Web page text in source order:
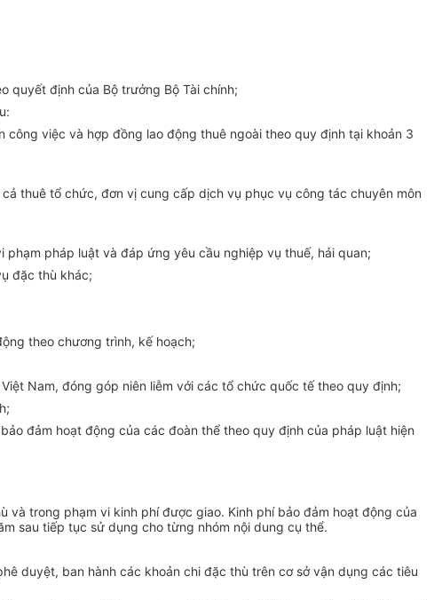
quyết định của Bộ trưởng Bộ Tài chính;
công việc và hợp đồng lao động thuê ngoài theo quy định tại khoản 3
thuê tổ chức, đơn vị cung cấp dịch vụ phục vụ công tác chuyên môn
pháp luật và đáp ứng yêu cầu nghiệp vụ thuế, hải quan;
đặc thù khác;
theo chương trình, kế hoạch;
Nam, đóng góp niên liễm với các tổ chức quốc tế theo quy định;
đảm hoạt động của các đoàn thể theo quy định của pháp luật hiện
và trong phạm vi kinh phí được giao. Kinh phí bảo đảm hoạt động của
sau tiếp tục sử dụng cho từng nhóm nội dung cụ thể.
duyệt, ban hành các khoản chi đặc thù trên cơ sở vận dụng các tiêu